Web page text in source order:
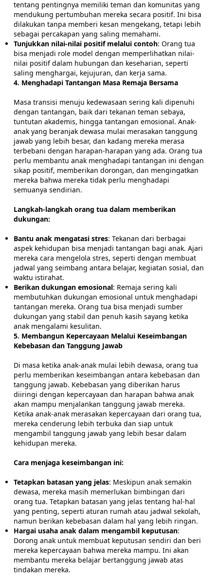
tentang pentingnya memiliki teman dan komunitas yang
mendukung pertumbuhan mereka secara positif. Ini bisa
dilakukan tanpa memberi kesan mengekang, tetapi lebih
sebagai percakapan yang saling memahami.
Tunjukkan nilai-nilai positif melalui contoh: Orang tua
bisa menjadi role model dengan memperlihatkan nilai-
nilai positif dalam hubungan dan keseharian, seperti
saling menghargai, kejujuran, dan kerja sama.
4. Menghadapi Tantangan Masa Remaja Bersama
Masa transisi menuju kedewasaan sering kali dipenuhi
dengan tantangan, baik dari tekanan teman sebaya,
tuntutan akademis, hingga tantangan emosional. Anak-
anak yang beranjak dewasa mulai merasakan tanggung
jawab yang lebih besar, dan kadang mereka merasa
terbebani dengan harapan-harapan yang ada. Orang tua
perlu membantu anak menghadapi tantangan ini dengan
sikap positif, memberikan dorongan, dan mengingatkan
mereka bahwa mereka tidak perlu menghadapi
semuanya sendirian.
Langkah-langkah orang tua dalam memberikan
dukungan:
Bantu anak mengatasi stres: Tekanan dari berbagai
aspek kehidupan bisa menjadi tantangan bagi anak. Ajari
mereka cara mengelola stres, seperti dengan membuat
jadwal yang seimbang antara belajar, kegiatan sosial, dan
waktu istirahat.
Berikan dukungan emosional: Remaja sering kali
membutuhkan dukungan emosional untuk menghadapi
tantangan mereka. Orang tua bisa menjadi sumber
dukungan yang stabil dan penuh kasih sayang ketika
anak mengalami kesulitan.
5. Membangun Kepercayaan Melalui Keseimbangan
Kebebasan dan Tanggung Jawab
Di masa ketika anak-anak mulai lebih dewasa, orang tua
perlu memberikan keseimbangan antara kebebasan dan
tanggung jawab. Kebebasan yang diberikan harus
diiringi dengan kepercayaan dan harapan bahwa anak
akan mampu menjalankan tanggung jawab mereka.
Ketika anak-anak merasakan kepercayaan dari orang tua,
mereka cenderung lebih terbuka dan siap untuk
mengambil tanggung jawab yang lebih besar dalam
kehidupan mereka.
Cara menjaga keseimbangan ini:
Tetapkan batasan yang jelas: Meskipun anak semakin
dewasa, mereka masih memerlukan bimbingan dari
orang tua. Tetapkan batasan yang jelas tentang hal-hal
yang penting, seperti aturan rumah atau jadwal sekolah,
namun berikan kebebasan dalam hal yang lebih ringan.
Hargai usaha anak dalam mengambil keputusan:
Dorong anak untuk membuat keputusan sendiri dan beri
mereka kepercayaan bahwa mereka mampu. Ini akan
membantu mereka belajar bertanggung jawab atas
tindakan mereka.